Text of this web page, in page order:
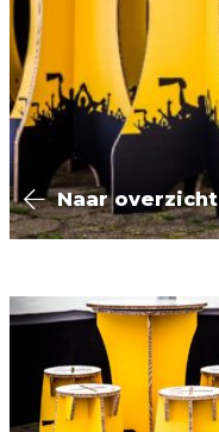
Naar overzicht